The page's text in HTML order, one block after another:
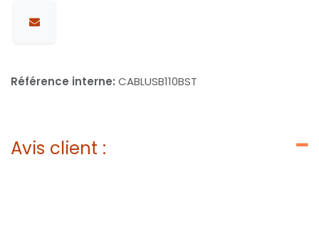
Référence interne: CABLUSB110BST
Avis client :